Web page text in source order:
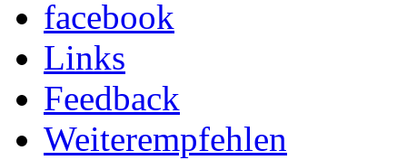
facebook
Links
Feedback
Weiterempfehlen